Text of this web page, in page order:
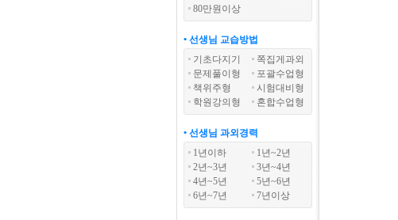
80만원이상
• 선생님 교습방법
기초다지기
쪽집게과외
문제풀이형
포괄수업형
책위주형
시험대비형
학원강의형
혼합수업형
• 선생님 과외경력
1년이하
1년~2년
2년~3년
3년~4년
4년~5년
5년~6년
6년~7년
7년이상